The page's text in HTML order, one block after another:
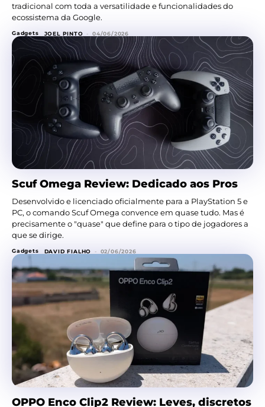
tradicional com toda a versatilidade e funcionalidades do
ecossistema da Google.
Gadgets JOEL PINTO - 04/06/2026
Scuf Omega Review: Dedicado aos Pros
Desenvolvido e licenciado oficialmente para a PlayStation 5 e
PC, o comando Scuf Omega convence em quase tudo. Mas é
precisamente o "quase" que define para o tipo de jogadores a
que se dirige.
Gadgets DAVID FIALHO - 02/06/2026
OPPO Enco Clip2 Review: Leves, discretos